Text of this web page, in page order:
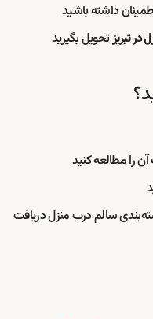
داشته باشید
در تبریزتحویل بگیرید
را مطالعه کنید
سالم درب منزل دریافت